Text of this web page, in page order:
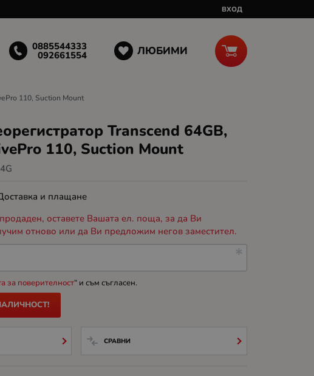
ВХОД
0885544333
092661554 ЛЮБИМИ
110, Suction Mount
Transcend 64GB,
110, Suction Mount
и плащане
оставете Вашата ел. поща, за да Ви
отново или да Ви предложим негов заместител.
за поверителност“ и съм съгласен.
СРАВНИ